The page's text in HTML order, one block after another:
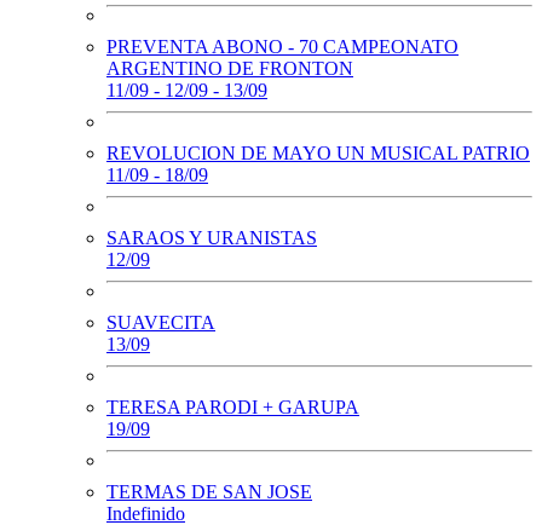
PREVENTA ABONO - 70 CAMPEONATO
ARGENTINO DE FRONTON
11/09 - 12/09 - 13/09
REVOLUCION DE MAYO UN MUSICAL PATRIO
11/09 - 18/09
SARAOS Y URANISTAS
12/09
SUAVECITA
13/09
TERESA PARODI + GARUPA
19/09
TERMAS DE SAN JOSE
Indefinido